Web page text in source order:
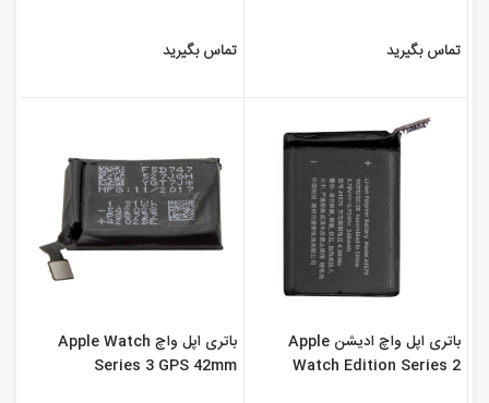
تماس بگیرید تماس بگیرید
باتری اپل واچ ادیشن Apple
Watch Edition Series 2
باتری اپل واچ Apple Watch
Series 3 GPS 42mm